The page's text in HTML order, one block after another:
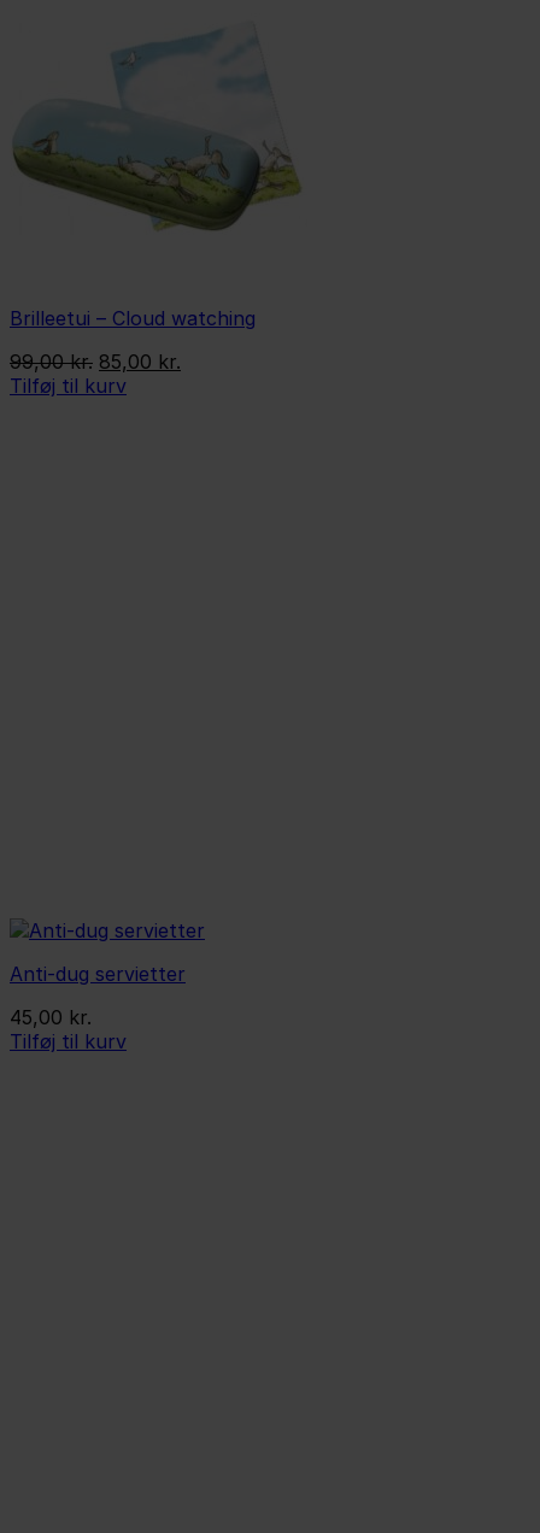
Brilleetui – Cloud watching
99,00kr. Den
oprindelige
85,00 kr.
Tilføj til kurv
Anti-dug servietter
45,00 kr.
Tilføj til kurv